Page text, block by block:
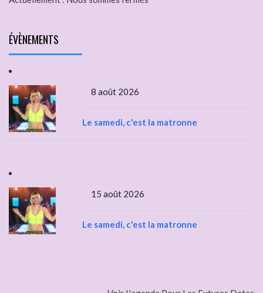
ÉVÈNEMENTS
8 août 2026
Le samedi, c'est la matronne
15 août 2026
Le samedi, c'est la matronne